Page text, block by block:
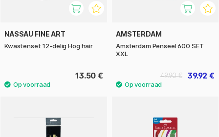
NASSAU FINE ART
Kwastenset 12-delig Hog hair
13.50 €
AMSTERDAM
Amsterdam Penseel 600 SET
XXL
39.92 €
49.90 €